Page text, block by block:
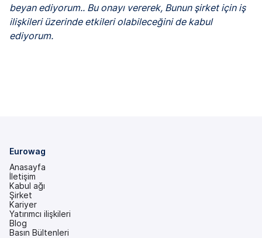
beyan ediyorum.. Bu onayı vererek, Bunun şirket için iş
ilişkileri üzerinde etkileri olabileceğini de kabul
ediyorum.
Eurowag
Anasayfa
İletişim
Kabul ağı
Şirket
Kariyer
Yatırımcı ilişkileri
(yeni
bir
Blog
Basın Bültenleri